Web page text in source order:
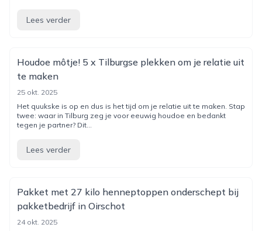
Lees verder
Houdoe môtje! 5 x Tilburgse plekken om je relatie uit
te maken
25 okt. 2025
Het quukske is op en dus is het tijd om je relatie uit te maken. Stap
twee: waar in Tilburg zeg je voor eeuwig houdoe en bedankt
tegen je partner? Dit...
Lees verder
Pakket met 27 kilo henneptoppen onderschept bij
pakketbedrijf in Oirschot
24 okt. 2025